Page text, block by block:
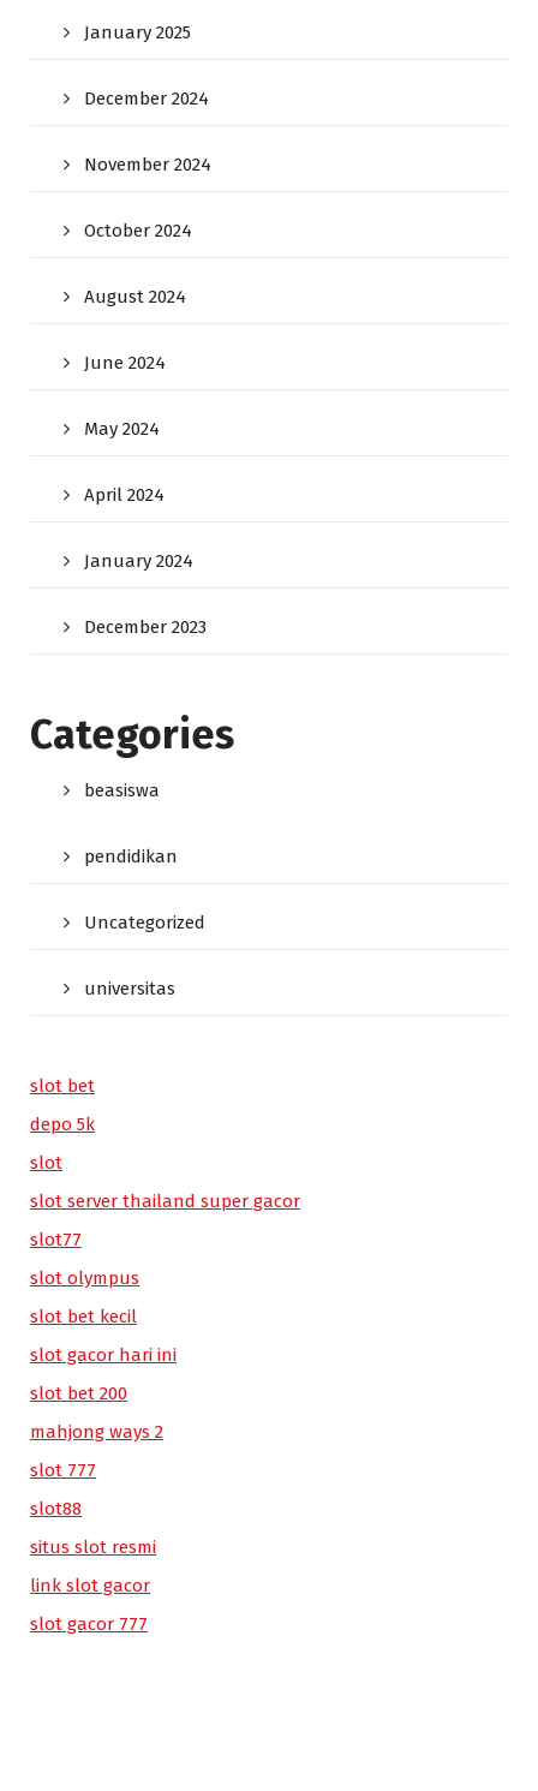
January 2025
December 2024
November 2024
October 2024
August 2024
June 2024
May 2024
April 2024
January 2024
December 2023
Categories
beasiswa
pendidikan
Uncategorized
universitas
slot bet
depo 5k
slot
slot server thailand super gacor
slot77
slot olympus
slot bet kecil
slot gacor hari ini
slot bet 200
mahjong ways 2
slot 777
slot88
situs slot resmi
link slot gacor
slot gacor 777